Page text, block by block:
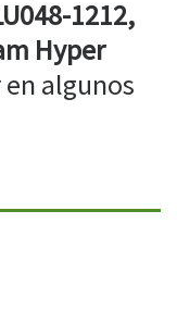
1212,
Hyper
algunos